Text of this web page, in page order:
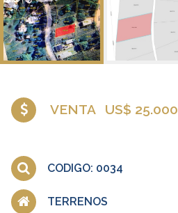
VENTA US$ 25.000
CODIGO: 0034
TERRENOS